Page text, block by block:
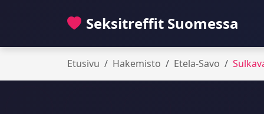
Seksitreffit Suomessa
Etusivu Hakemisto Etela-Savo